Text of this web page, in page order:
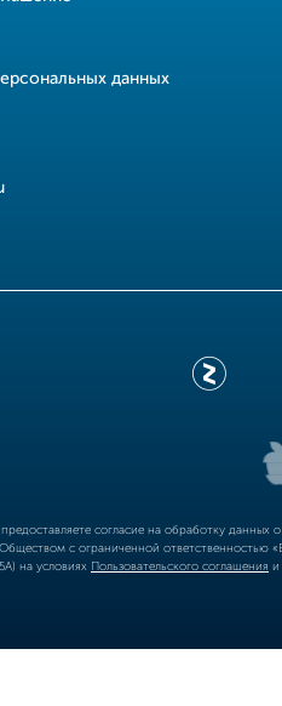
данных
предоставляете согласие на обработку
Обществом с ограниченной
на условиях Пользовательского соглашения и